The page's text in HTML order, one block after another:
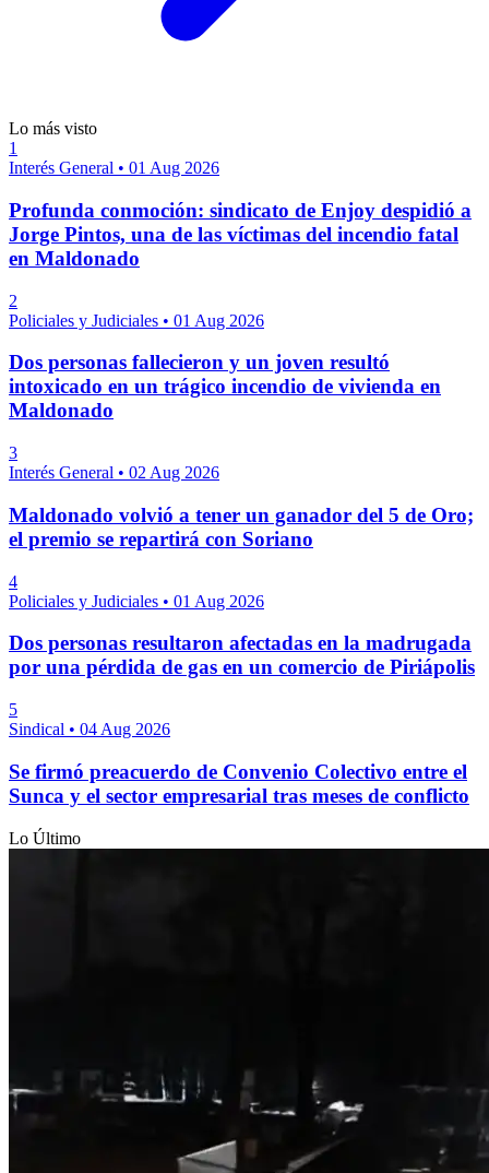
Lo más visto
1
Interés General • 01 Aug 2026
Profunda conmoción: sindicato de Enjoy despidió a
Jorge Pintos, una de las víctimas del incendio fatal
en Maldonado
2
Policiales y Judiciales • 01 Aug 2026
Dos personas fallecieron y un joven resultó
intoxicado en un trágico incendio de vivienda en
Maldonado
3
Interés General • 02 Aug 2026
Maldonado volvió a tener un ganador del 5 de Oro;
el premio se repartirá con Soriano
4
Policiales y Judiciales • 01 Aug 2026
Dos personas resultaron afectadas en la madrugada
por una pérdida de gas en un comercio de Piriápolis
5
Sindical • 04 Aug 2026
Se firmó preacuerdo de Convenio Colectivo entre el
Sunca y el sector empresarial tras meses de conflicto
Lo Último